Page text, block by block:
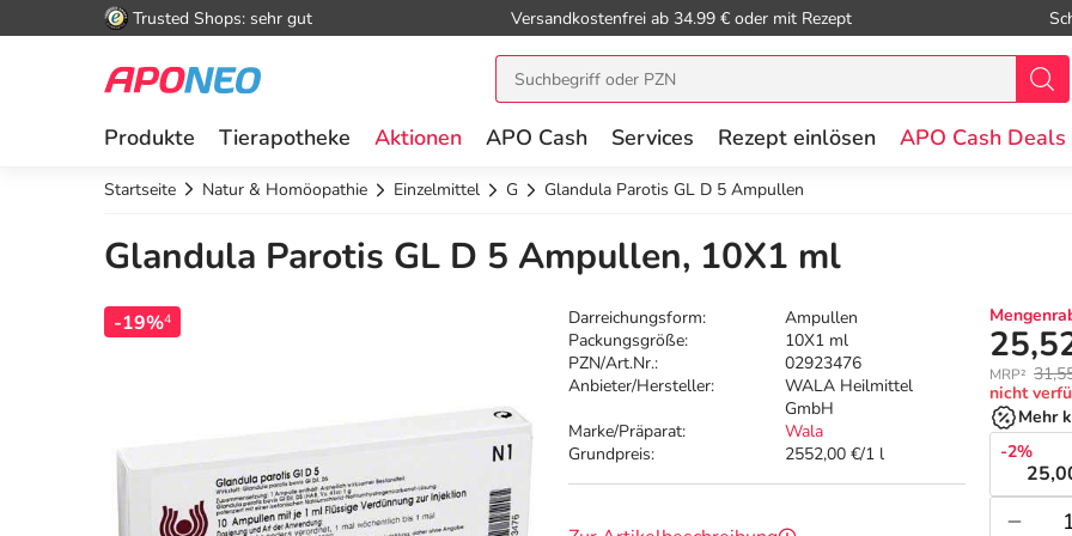
Trusted Shops: sehr gut Versandkostenfrei ab 34.99 € oder mit Rezept
Produkte Tierapotheke Aktionen APO Cash Services Rezept einlösen APO Cash Deals
Startseite Natur & Homöopathie Einzelmittel G Glandula Parotis GL D 5 Ampullen
Glandula Parotis GL D 5 Ampullen, 10X1 ml
-19%4 Darreichungsform:
Ampullen
Packungsgröße:
10X1 ml
PZN/Art.Nr.:
02923476
Anbieter/Hersteller:
WALA Heilmittel
GmbH
Marke/Präparat:
Wala
Grundpreis:
2552,00 €/1 l
MRP²
nicht
Mehr
-2%